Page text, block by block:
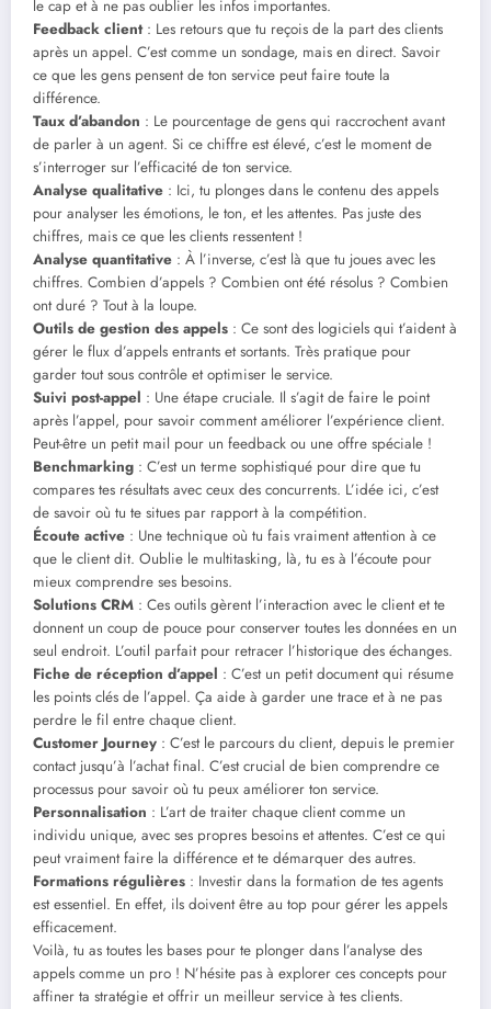
le cap et à ne pas oublier les infos importantes.
Feedback client: Les retours que tu reçois de la part des clients
après un appel. C’est comme un sondage, mais en direct. Savoir
ce que les gens pensent de ton service peut faire toute la
différence.
Taux d’abandon : Le pourcentage de gens qui raccrochent avant
de parler à un agent. Si ce chiffre est élevé, c’est le moment de
s’interroger sur l’efficacité de ton service.
Analyse qualitative : Ici, tu plonges dans le contenu des appels
pour analyser les émotions, le ton, et les attentes. Pas juste des
chiffres, mais ce que les clients ressentent !
Analyse quantitative : À l’inverse, c’est là que tu joues avec les
chiffres. Combien d’appels ? Combien ont été résolus ? Combien
ont duré ? Tout à la loupe.
Outils de gestion des appels : Ce sont des logiciels qui t’aident à
gérer le flux d’appels entrants et sortants. Très pratique pour
garder tout sous contrôle et optimiser le service.
Suivi post-appel : Une étape cruciale. Il s’agit de faire le point
après l’appel, pour savoir comment améliorer l’expérience client.
Peut-être un petit mail pour un feedback ou une offre spéciale !
Benchmarking : C’est un terme sophistiqué pour dire que tu
compares tes résultats avec ceux des concurrents. L’idée ici, c’est
de savoir où tu te situes par rapport à la compétition.
Écoute active : Une technique où tu fais vraiment attention à ce
que le client dit. Oublie le multitasking, là, tu es à l’écoute pour
mieux comprendre ses besoins.
Solutions CRM : Ces outils gèrent l’interaction avec le client et te
donnent un coup de pouce pour conserver toutes les données en un
seul endroit. L’outil parfait pour retracer l’historique des échanges.
Fiche de réception d’appel : C’est un petit document qui résume
les points clés de l’appel. Ça aide à garder une trace et à ne pas
perdre le fil entre chaque client.
Customer Journey : C’est le parcours du client, depuis le premier
contact jusqu’à l’achat final. C’est crucial de bien comprendre ce
processus pour savoir où tu peux améliorer ton service.
Personnalisation : L’art de traiter chaque client comme un
individu unique, avec ses propres besoins et attentes. C’est ce qui
peut vraiment faire la différence et te démarquer des autres.
Formations régulières : Investir dans la formation de tes agents
est essentiel. En effet, ils doivent être au top pour gérer les appels
efficacement.
Voilà, tu as toutes les bases pour te plonger dans l’analyse des
appels comme un pro ! N’hésite pas à explorer ces concepts pour
affiner ta stratégie et offrir un meilleur service à tes clients.